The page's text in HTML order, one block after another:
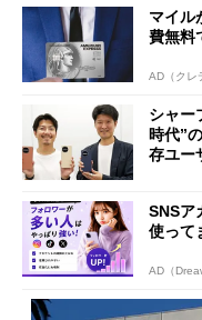
マイル
費無料
AD（クレ
シャー
時代”
存ユー
SNSア
使って
AD（